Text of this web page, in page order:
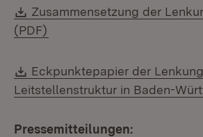
Download:
Zusammensetzung der
(PDF)
Download:
Eckpunktepapier der
Leitstellenstruktur in Baden-
Pressemitteilungen: